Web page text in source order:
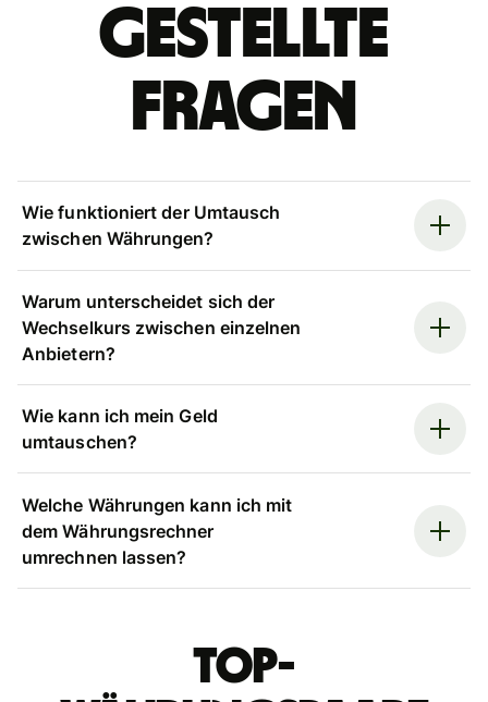
gestellte
Fragen
Wie funktioniert der Umtausch
zwischen Währungen?
Warum unterscheidet sich der
Wechselkurs zwischen einzelnen
Anbietern?
Wie kann ich mein Geld
umtauschen?
Welche Währungen kann ich mit
dem Währungsrechner
umrechnen lassen?
Top-